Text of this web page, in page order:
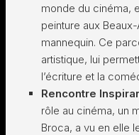
monde du cinéma,
peinture aux
mannequin. Ce
artistique, lui
l’écriture et la
Rencontre
rôle au cinéma, un
Broca, a vu en elle